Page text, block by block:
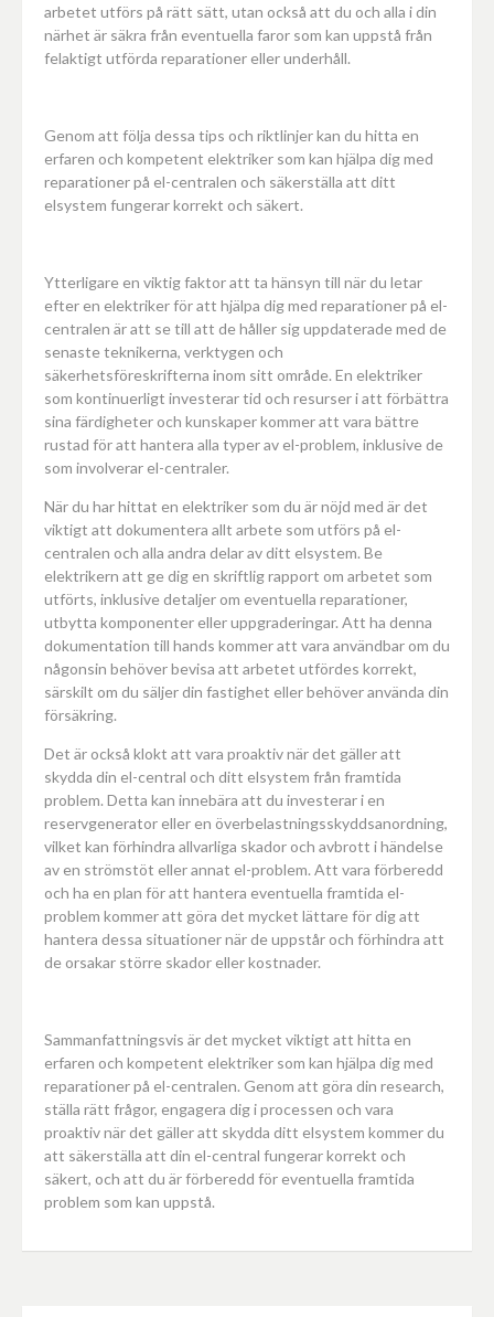
arbetet utförs på rätt sätt, utan också att du och alla i din
närhet är säkra från eventuella faror som kan uppstå från
felaktigt utförda reparationer eller underhåll.
Genom att följa dessa tips och riktlinjer kan du hitta en
erfaren och kompetent elektriker som kan hjälpa dig med
reparationer på el-centralen och säkerställa att ditt
elsystem fungerar korrekt och säkert.
Ytterligare en viktig faktor att ta hänsyn till när du letar
efter en elektriker för att hjälpa dig med reparationer på el-
centralen är att se till att de håller sig uppdaterade med de
senaste teknikerna, verktygen och
säkerhetsföreskrifterna inom sitt område. En elektriker
som kontinuerligt investerar tid och resurser i att förbättra
sina färdigheter och kunskaper kommer att vara bättre
rustad för att hantera alla typer av el-problem, inklusive de
som involverar el-centraler.
När du har hittat en elektriker som du är nöjd med är det
viktigt att dokumentera allt arbete som utförs på el-
centralen och alla andra delar av ditt elsystem. Be
elektrikern att ge dig en skriftlig rapport om arbetet som
utförts, inklusive detaljer om eventuella reparationer,
utbytta komponenter eller uppgraderingar. Att ha denna
dokumentation till hands kommer att vara användbar om du
någonsin behöver bevisa att arbetet utfördes korrekt,
särskilt om du säljer din fastighet eller behöver använda din
försäkring.
Det är också klokt att vara proaktiv när det gäller att
skydda din el-central och ditt elsystem från framtida
problem. Detta kan innebära att du investerar i en
reservgenerator eller en överbelastningsskyddsanordning,
vilket kan förhindra allvarliga skador och avbrott i händelse
av en strömstöt eller annat el-problem. Att vara förberedd
och ha en plan för att hantera eventuella framtida el-
problem kommer att göra det mycket lättare för dig att
hantera dessa situationer när de uppstår och förhindra att
de orsakar större skador eller kostnader.
Sammanfattningsvis är det mycket viktigt att hitta en
erfaren och kompetent elektriker som kan hjälpa dig med
reparationer på el-centralen. Genom att göra din research,
ställa rätt frågor, engagera dig i processen och vara
proaktiv när det gäller att skydda ditt elsystem kommer du
att säkerställa att din el-central fungerar korrekt och
säkert, och att du är förberedd för eventuella framtida
problem som kan uppstå.